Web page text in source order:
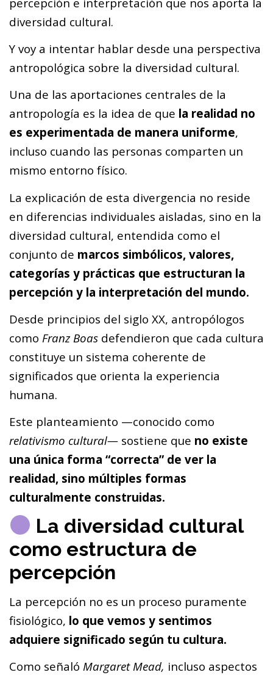
diversidad cultural.
Y voy a intentar hablar desde una perspectiva
antropológica sobre la diversidad cultural.
Una de las aportaciones centrales de la
antropología es la idea de que la realidad no
es experimentada de manera uniforme,
incluso cuando las personas comparten un
mismo entorno físico.
La explicación de esta divergencia no reside
en diferencias individuales aisladas, sino en la
diversidad cultural, entendida como el
conjunto de marcos simbólicos, valores,
categorías y prácticas que estructuran la
percepción y la interpretación del mundo.
Desde principios del siglo XX, antropólogos
como Franz Boas defendieron que cada cultura
constituye un sistema coherente de
significados que orienta la experiencia
humana.
Este planteamiento —conocido como
relativismo cultural— sostiene que no existe
una única forma “correcta” de ver la
realidad, sino múltiples formas
culturalmente construidas.
La diversidad cultural
como estructura de
percepción
La percepción no es un proceso puramente
fisiológico, lo que vemos y sentimos
adquiere significado según tu cultura.
Como señaló Margaret Mead, incluso aspectos